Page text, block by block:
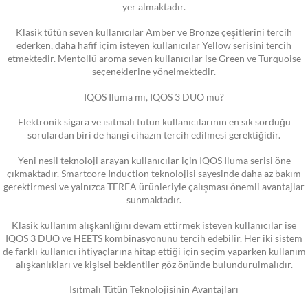
yer almaktadır.
Klasik tütün seven kullanıcılar Amber ve Bronze çeşitlerini tercih
ederken, daha hafif içim isteyen kullanıcılar Yellow serisini tercih
etmektedir. Mentollü aroma seven kullanıcılar ise Green ve Turquoise
seçeneklerine yönelmektedir.
IQOS Iluma mı, IQOS 3 DUO mu?
Elektronik sigara ve ısıtmalı tütün kullanıcılarının en sık sorduğu
sorulardan biri de hangi cihazın tercih edilmesi gerektiğidir.
Yeni nesil teknoloji arayan kullanıcılar için IQOS Iluma serisi öne
çıkmaktadır. Smartcore Induction teknolojisi sayesinde daha az bakım
gerektirmesi ve yalnızca TEREA ürünleriyle çalışması önemli avantajlar
sunmaktadır.
Klasik kullanım alışkanlığını devam ettirmek isteyen kullanıcılar ise
IQOS 3 DUO ve HEETS kombinasyonunu tercih edebilir. Her iki sistem
de farklı kullanıcı ihtiyaçlarına hitap ettiği için seçim yaparken kullanım
alışkanlıkları ve kişisel beklentiler göz önünde bulundurulmalıdır.
Isıtmalı Tütün Teknolojisinin Avantajları